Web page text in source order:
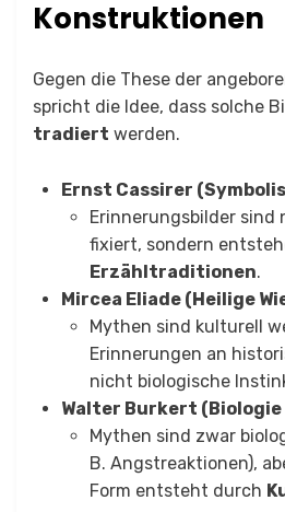
Konstruktionen
Gegen die These der
spricht die Idee, dass solche
tradiert werden.
Ernst Cassirer
Erinnerungsbilder sind
fixiert, sondern
Erzähltraditionen.
Mircea Eliade (Heilige
Mythen sind kulturell
Erinnerungen an
nicht biologische
Walter Burkert
Mythen sind zwar
B. Angstreaktionen),
Form entsteht durch